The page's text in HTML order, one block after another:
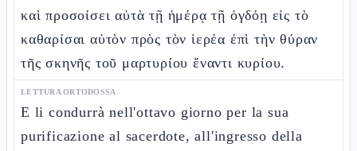
καὶ προσοίσει αὐτὰ τῇ ἡμέρᾳ τῇ ὀγδόῃ εἰς τὸ
καθαρίσαι αὐτὸν πρὸς τὸν ἱερέα ἐπὶ τὴν θύραν
τῆς σκηνῆς τοῦ μαρτυρίου ἔναντι κυρίου.
LETTURA ORTODOSSA
E li condurrà nell'ottavo giorno per la sua
purificazione al sacerdote, all'ingresso della